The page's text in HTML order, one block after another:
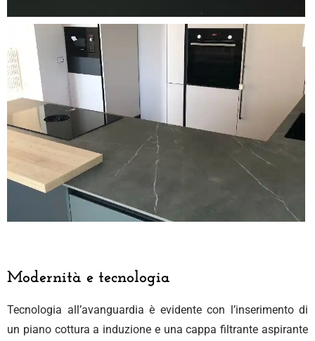
Modernità e tecnologia
Tecnologia all’avanguardia è evidente con l’inserimento di
un piano cottura a induzione e una cappa filtrante aspirante